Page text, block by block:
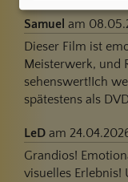
Samuel am
Dieser Film ist
Meisterwerk, und
sehenswert!Ich
spätestens als
LeD am
Grandios!
visuelles Erlebnis!